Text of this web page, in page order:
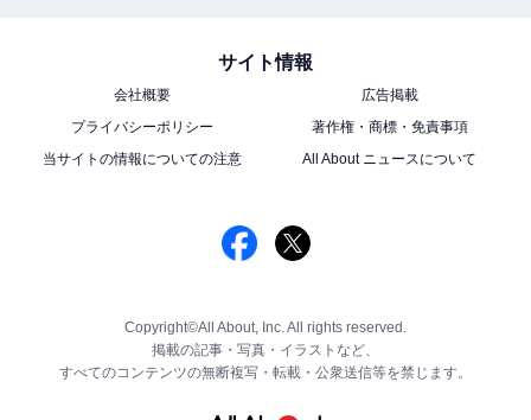
サイト情報
会社概要
広告掲載
プライバシーポリシー
著作権・商標・免責事項
当サイトの情報についての注意
All About ニュースについて
Copyright©All About, Inc. All rights reserved.
掲載の記事・写真・イラストなど、
すべてのコンテンツの無断複写・転載・公衆送信等を禁じます。